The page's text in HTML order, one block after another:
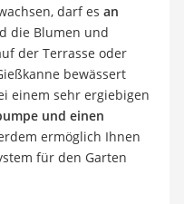
darf es an
die Blumen und
der Terrasse oder
bewässert
einem sehr ergiebigen
und einen
ermöglich Ihnen
für den Garten